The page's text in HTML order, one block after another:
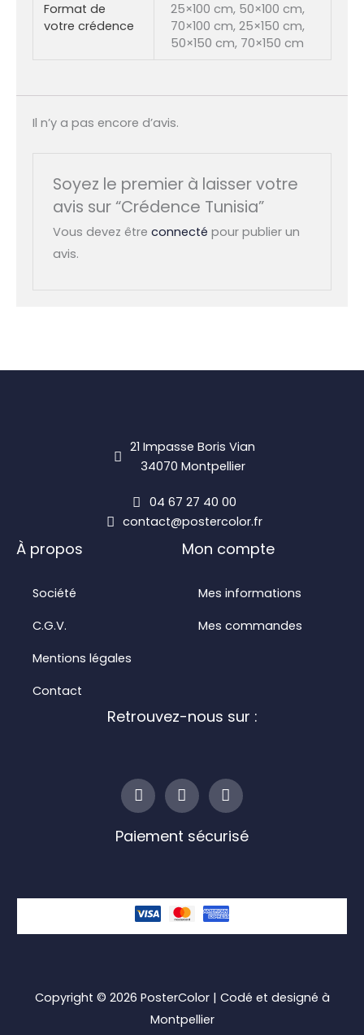
Format de
votre crédence
25×100 cm, 50×100 cm,
70×100 cm, 25×150 cm,
50×150 cm, 70×150 cm
Il n’y a pas encore d’avis.
Soyez le premier à laisser votre
avis sur “Crédence Tunisia”
Vous devez êtreconnecté pour publier un
avis.
21 Impasse Boris Vian
34070 Montpellier
04 67 27 40 00
contact@postercolor.fr
À propos
Société
C.G.V.
Mentions légales
Contact
Mon compte
Mes informations
Mes commandes
Retrouvez-nous sur :
I
n
s
t
a
a
m
F
a
c
e
b
k
-
f
L
i
n
k
e
n
Paiement sécurisé
Copyright © 2026 PosterColor| Codé et designé à
Montpellier